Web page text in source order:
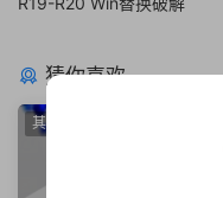
猜你喜欢
其他插件